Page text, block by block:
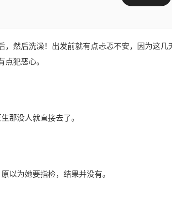
然后洗澡！出发前就有点忐忑不安，因为这几
犯恶心。
那没人就直接去了。
以为她要指检，结果并没有。